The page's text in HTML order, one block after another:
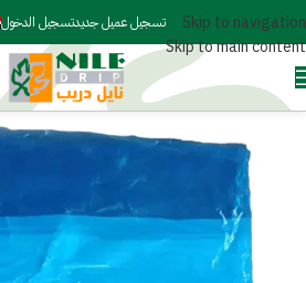
Skip to navigation
Skip to main content
تسجيل عميل جديدتسجيل الدخول